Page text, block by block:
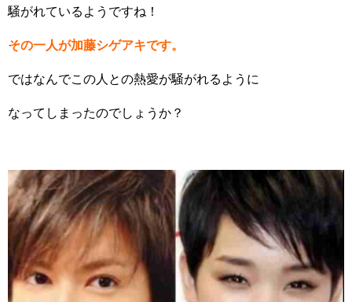
騒がれているようですね！
その一人が加藤シゲアキです。
ではなんでこの人との熱愛が騒がれるように
なってしまったのでしょうか？